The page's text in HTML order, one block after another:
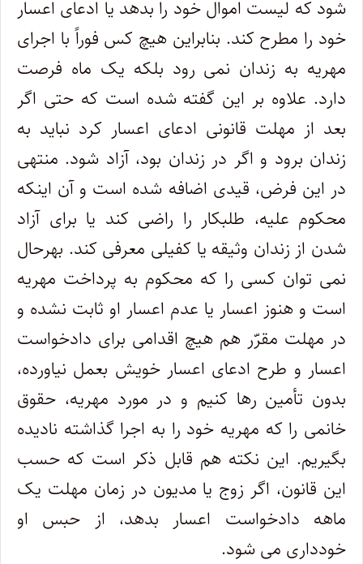
شود که لیست اموال خود را بدهد یا ادعای اعسار
خود را مطرح کند. بنابراین هیچ کس فوراً با اجرای
مهریه به زندان نمی رود بلکه یک ماه فرصت
دارد. علاوه بر این گفته شده است که حتی اگر
بعد از مهلت قانونی ادعای اعسار کرد نباید به
زندان برود و اگر در زندان بود، آزاد شود. منتهی
در این فرض، قیدی اضافه شده است و آن اینکه
محکوم علیه، طلبکار را راضی کند یا برای آزاد
شدن از زندان وثیقه یا کفیلی معرفی کند. بهرحال
نمی توان کسی را که محکوم به پرداخت مهریه
است و هنوز اعسار یا عدم اعسار او ثابت نشده و
در مهلت مقرّر هم هیچ اقدامی برای دادخواست
اعسار و طرح ادعای اعسار خویش بعمل نیاورده،
بدون تأمین رها کنیم و در مورد مهریه، حقوق
خانمی را که مهریه خود را به اجرا گذاشته نادیده
بگیریم. این نکته هم قابل ذکر است که حسب
این قانون، اگر زوج یا مدیون در زمان مهلت یک
ماهه دادخواست اعسار بدهد، از حبس او
خودداری می شود.